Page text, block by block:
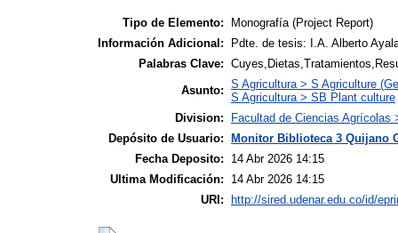
Tipo de Elemento:
Monografía (Project Report)
Información Adicional:
Pdte. de tesis: I.A. Alberto
Palabras Clave:
Asunto: S Agricultura > S Agriculture
S Agricultura > SB Plant culture
Division:
Facultad de Ciencias Agrícolas
Depósito de Usuario: Monitor Biblioteca 3 Quijano
Fecha Deposito:
14 Abr 2026 14:15
Ultima Modificación:
14 Abr 2026 14:15
URI: http://sired.udenar.edu.co/id/